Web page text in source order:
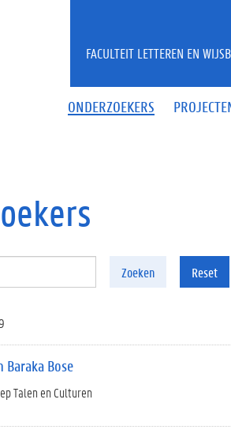
ONDERZOEKERS
FACULTEIT LETTEREN EN
Zoeken Reset
Baraka Bose
Talen en Culturen